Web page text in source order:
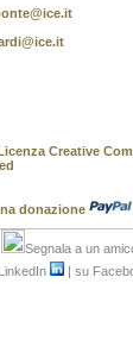
Creative
donazione
Segnala a un
su